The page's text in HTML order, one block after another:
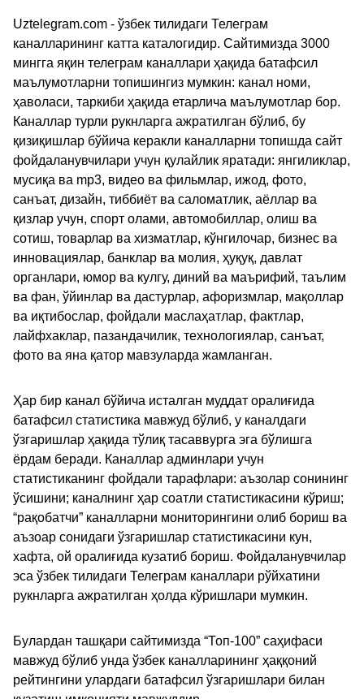
Uztelegram.com - ўзбек тилидаги Телеграм
каналларининг катта каталогидир. Сайтимизда 3000
мингга яқин телеграм каналлари ҳақида батафсил
маълумотларни топишингиз мумкин: канал номи,
ҳаволаси, таркиби ҳақида етарлича маълумотлар бор.
Каналлар турли рукнларга ажратилган бўлиб, бу
қизиқишлар бўйича керакли каналларни топишда сайт
фойдаланувчилари учун қулайлик яратади: янгиликлар,
мусиқа ва mp3, видео ва фильмлар, ижод, фото,
санъат, дизайн, тиббиёт ва саломатлик, аёллар ва
қизлар учун, спорт олами, автомобиллар, олиш ва
сотиш, товарлар ва хизматлар, кўнгилочар, бизнес ва
инновациялар, банклар ва молия, ҳуқуқ, давлат
органлари, юмор ва кулгу, диний ва маърифий, таълим
ва фан, ўйинлар ва дастурлар, афоризмлар, мақоллар
ва иқтибослар, фойдали маслаҳатлар, фактлар,
лайфхаклар, пазандачилик, технологиялар, санъат,
фото ва яна қатор мавзуларда жамланган.
Ҳар бир канал бўйича исталган муддат оралиғида
батафсил статистика мавжуд бўлиб, у каналдаги
ўзгаришлар ҳақида тўлиқ тасаввурга эга бўлишга
ёрдам беради. Каналлар админлари учун
статистиканинг фойдали тарафлари: аъзолар сонининг
ўсишини; каналнинг ҳар соатли статистикасини кўриш;
“рақобатчи” каналларни мониторингини олиб бориш ва
аъзоар сонидаги ўзгаришлар статистикасини кун,
хафта, ой оралиғида кузатиб бориш. Фойдаланувчилар
эса ўзбек тилидаги Телеграм каналлари рўйхатини
рукнларга ажратилган ҳолда кўришлари мумкин.
Булардан ташқари сайтимизда “Топ-100” саҳифаси
мавжуд бўлиб унда ўзбек каналларининг ҳаққоний
рейтингини улардаги батафсил ўзгаришлари билан